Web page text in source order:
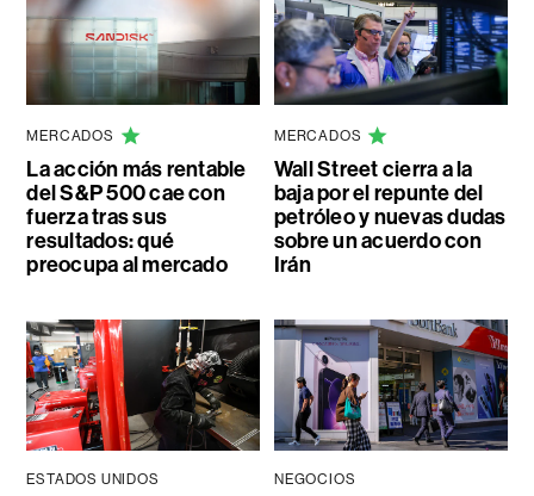
MERCADOS
La acción más rentable
del S&P 500 cae con
fuerza tras sus
resultados: qué
preocupa al mercado
MERCADOS
Wall Street cierra a la
baja por el repunte del
petróleo y nuevas dudas
sobre un acuerdo con
Irán
ESTADOS UNIDOS NEGOCIOS